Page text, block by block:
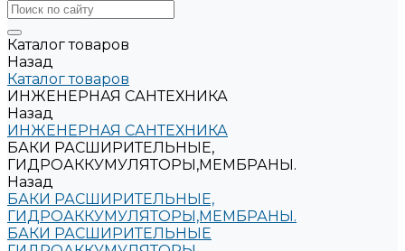
Каталог товаров
Назад
Каталог товаров
ИНЖЕНЕРНАЯ САНТЕХНИКА
Назад
ИНЖЕНЕРНАЯ САНТЕХНИКА
БАКИ РАСШИРИТЕЛЬНЫЕ,
ГИДРОАККУМУЛЯТОРЫ,МЕМБРАНЫ.
Назад
БАКИ РАСШИРИТЕЛЬНЫЕ,
ГИДРОАККУМУЛЯТОРЫ,МЕМБРАНЫ.
БАКИ РАСШИРИТЕЛЬНЫЕ